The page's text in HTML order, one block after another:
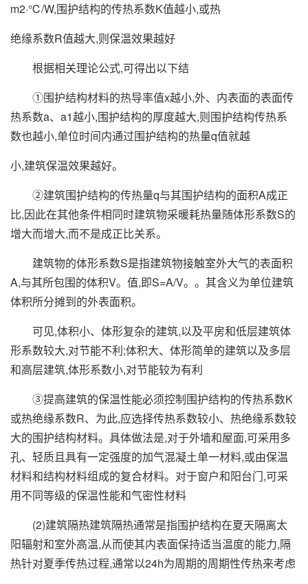
m2·℃/W,围护结构的传热系数K值越小,或热
绝缘系数R值越大,则保温效果越好
根据相关理论公式,可得出以下结
①围护结构材料的热导率值x越小,外、内表面的表面传
热系数a、a1越小,围护结构的厚度越大,则围护结构传热系
数也越小,单位时间内通过围护结构的热量q值就越
小,建筑保温效果越好。
②建筑围护结构的传热量q与其围护结构的面积A成正
比,因此在其他条件相同时建筑物采暖耗热量随体形系数S的
增大而增大,而不是成正比关系。
建筑物的体形系数S是指建筑物接触室外大气的表面积
A,与其所包围的体积V。值,即S=A/V。。其含义为单位建筑
体积所分摊到的外表面积。
可见,体积小、体形复杂的建筑,以及平房和低层建筑体
形系数较大,对节能不利;体积大、体形简单的建筑以及多层
和高层建筑,体形系数小,对节能较为有利
③提高建筑的保温性能必须控制围护结构的传热系数K
或热绝缘系数R、为此,应选择传热系数较小、热绝缘系数较
大的围护结构材料。具体做法是,对于外墙和屋面,可采用多
孔、轻质且具有一定强度的加气混凝土单一材料,或由保温
材料和结构材料组成的复合材料。对于窗户和阳台门,可采
用不同等级的保温性能和气密性材料
(2)建筑隔热建筑隔热通常是指围护结构在夏天隔离太
阳辐射和室外高温,从而使其内表面保持适当温度的能力,隔
热针对夏季传热过程,通常以24h为周期的周期性传热来考虑